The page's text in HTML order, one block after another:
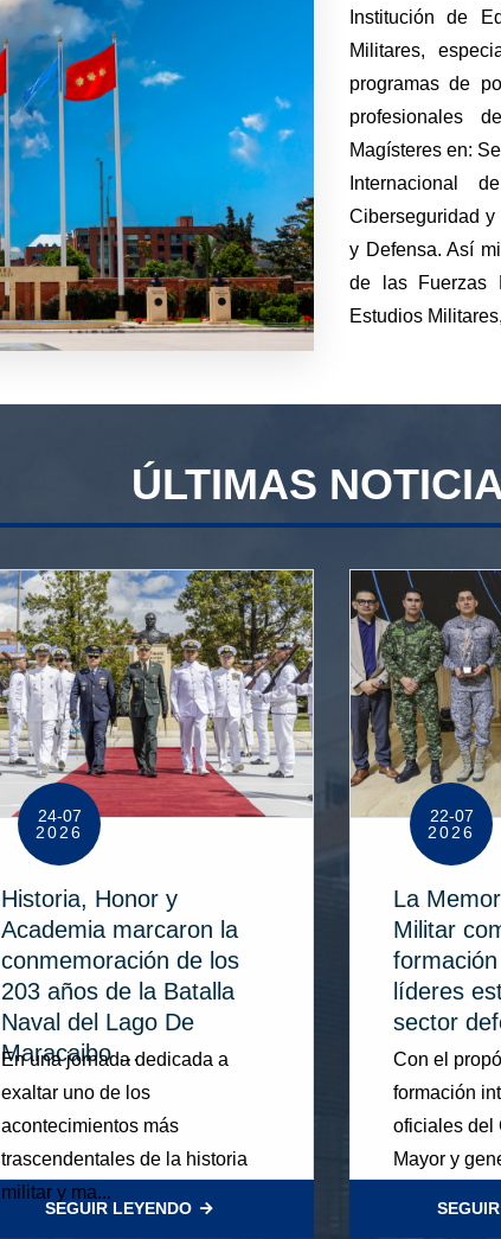
Institución de
Militares,
programas de
profesionales
Magísteres en:
Internacional
Ciberseguridad y
y Defensa. Así
de las Fuerzas
Estudios
ÚLTIMAS
24-07
2026
Historia, Honor y
Academia marcaron la
conmemoración de los
203 años de la Batalla
Naval del Lago De
Maracaibo ...
En una jornada dedicada a
exaltar uno de los
acontecimientos más
trascendentales de la historia
militar y ma...
SEGUIR LEYENDO
22-07
2026
La
Militar
líderes
sector
Con el
formación
oficiales del
Mayor y